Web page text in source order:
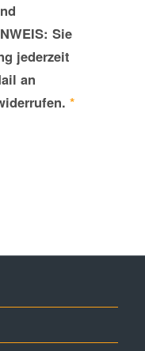
Sie
jederzeit
an
*